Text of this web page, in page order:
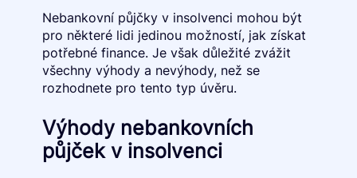
Nebankovní půjčky v insolvenci mohou být
pro některé lidi jedinou možností, jak získat
potřebné finance. Je však důležité zvážit
všechny výhody a nevýhody, než se
rozhodnete pro tento typ úvěru.
Výhody nebankovních
půjček v insolvenci